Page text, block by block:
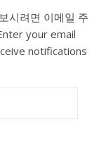
시려면 이메일 주
your email
notifications